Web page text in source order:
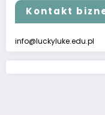
Kontakt
info@luckyluke.edu.pl